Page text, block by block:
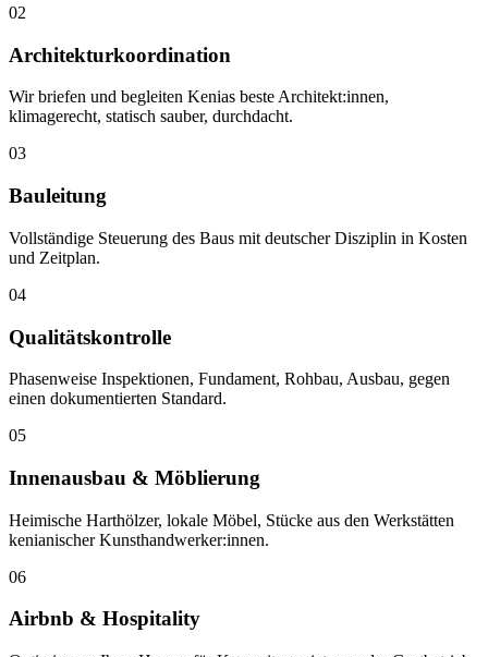
02
Architekturkoordination
Wir briefen und begleiten Kenias beste Architekt:innen,
klimagerecht, statisch sauber, durchdacht.
03
Bauleitung
Vollständige Steuerung des Baus mit deutscher Disziplin in Kosten
und Zeitplan.
04
Qualitätskontrolle
Phasenweise Inspektionen, Fundament, Rohbau, Ausbau, gegen
einen dokumentierten Standard.
05
Innenausbau & Möblierung
Heimische Harthölzer, lokale Möbel, Stücke aus den Werkstätten
kenianischer Kunsthandwerker:innen.
06
Airbnb & Hospitality